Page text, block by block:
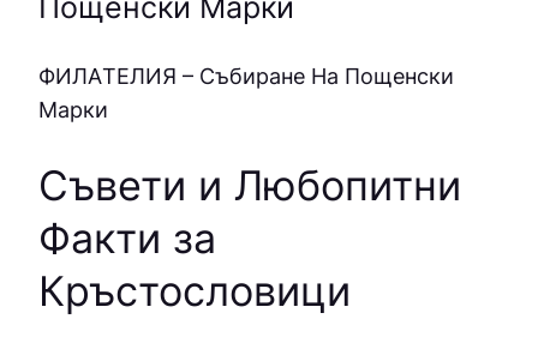
ФИЛAТEЛИЯ – Събиране На Пощенски
Марки
Съвети и Любопитни
Факти за
Кръстословици